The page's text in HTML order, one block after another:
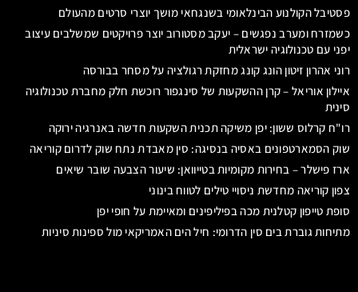
פסטיבל הקולנוע הבינלאומי בשנגחאי מושך יוצרי סרטים מהעולם
כשמזרח ומערב נפגשים – יעקב מסטורוב יוצר פרויקטים שמשלבים עיצוב
יפני עם טכנולוגיה ישראלית
רוני אהרון זיטון הונג קונג מחזקת רגולציה על מסחר בבורסה
איילון אוריאל – קרן ההשקעות של סינגפור רוכשת חלק מחברת טכנולוגיה
סינית
רו"ח קרלוס ששון: יפן משיקה תכנית השקעות חדשה באנרגיה ירוקה
שוק הסמארטפונים באסיה בנסיגה: סין מאבדת נתח שוק לדרום קוריאה
ארז פישלר – בחירות מקומיות בטייוואן: שיעור הצבעה שובר שיאים
צפון קוריאה מחדשת ניסויי טילים לטווח בינוני
סופת טייפון קטלנית מכה בפיליפינים ומאיימת על חופי יפן
מתיחות גוברת בים סין הדרומי: חיל הים האמריקאי מול ספינות סיניות